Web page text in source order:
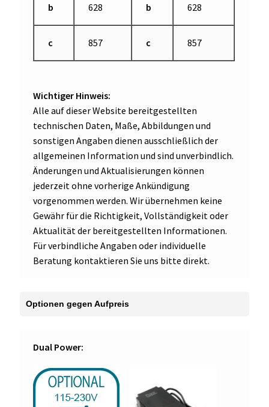
b 628 b 628
c 857 c 857
Wichtiger Hinweis:
Alle auf dieser Website bereitgestellten
technischen Daten, Maße, Abbildungen und
sonstigen Angaben dienen ausschließlich der
allgemeinen Information und sind unverbindlich.
Änderungen und Aktualisierungen können
jederzeit ohne vorherige Ankündigung
vorgenommen werden. Wir übernehmen keine
Gewähr für die Richtigkeit, Vollständigkeit oder
Aktualität der bereitgestellten Informationen.
Für verbindliche Angaben oder individuelle
Beratung kontaktieren Sie uns bitte direkt.
Optionen gegen Aufpreis
Dual Power: